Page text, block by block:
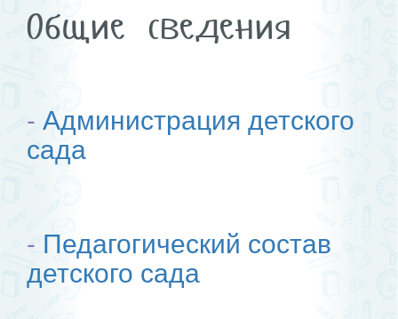
Общие сведения
- Администрация детского
сада
- Педагогический состав
детского сада